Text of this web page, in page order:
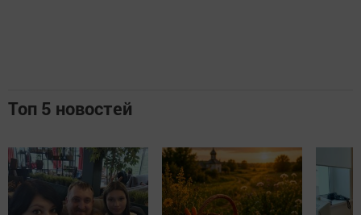
Топ 5 новостей